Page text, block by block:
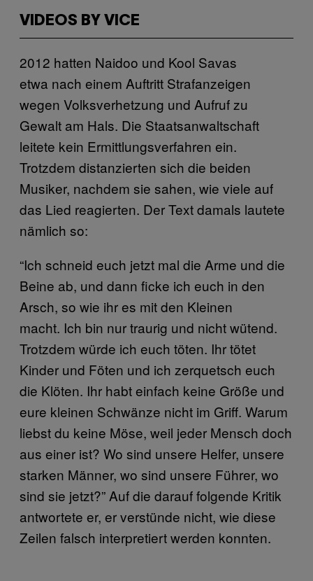
VIDEOS BY VICE
2012 hatten Naidoo und Kool Savas
etwa nach einem Auftritt Strafanzeigen
wegen Volksverhetzung und Aufruf zu
Gewalt am Hals. Die Staatsanwaltschaft
leitete kein Ermittlungsverfahren ein.
Trotzdem distanzierten sich die beiden
Musiker, nachdem sie sahen, wie viele auf
das Lied reagierten. Der Text damals lautete
nämlich so:
“Ich schneid euch jetzt mal die Arme und die
Beine ab, und dann ficke ich euch in den
Arsch, so wie ihr es mit den Kleinen
macht. Ich bin nur traurig und nicht wütend.
Trotzdem würde ich euch töten. Ihr tötet
Kinder und Föten und ich zerquetsch euch
die Klöten. Ihr habt einfach keine Größe und
eure kleinen Schwänze nicht im Griff. Warum
liebst du keine Möse, weil jeder Mensch doch
aus einer ist? Wo sind unsere Helfer, unsere
starken Männer, wo sind unsere Führer, wo
sind sie jetzt?” Auf die darauf folgende Kritik
antwortete er, er verstünde nicht, wie diese
Zeilen falsch interpretiert werden konnten.